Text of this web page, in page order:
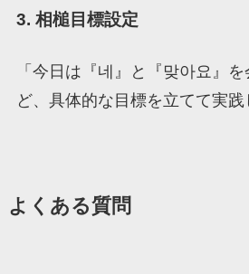
3. 相槌目標設定
「今日は『네』と『맞아요』
ど、具体的な目標を立てて実践
よくある質問